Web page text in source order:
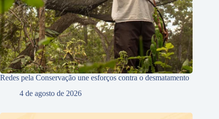
Redes pela Conservação une esforços contra o desmatamento
4 de agosto de 2026